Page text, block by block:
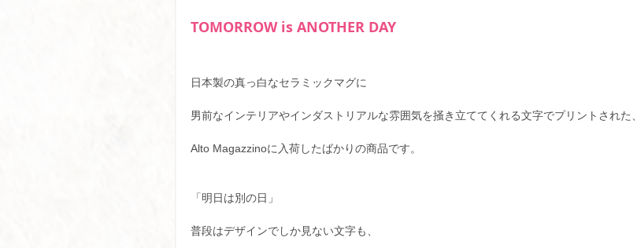
TOMORROW is ANOTHER DAY
日本製の真っ白なセラミックマグに
男前なインテリアやインダストリアルな雰囲気を掻き立ててくれる文字でプリントされた、
Alto Magazzinoに入荷したばかりの商品です。
「明日は別の日」
普段はデザインでしか見ない文字も、